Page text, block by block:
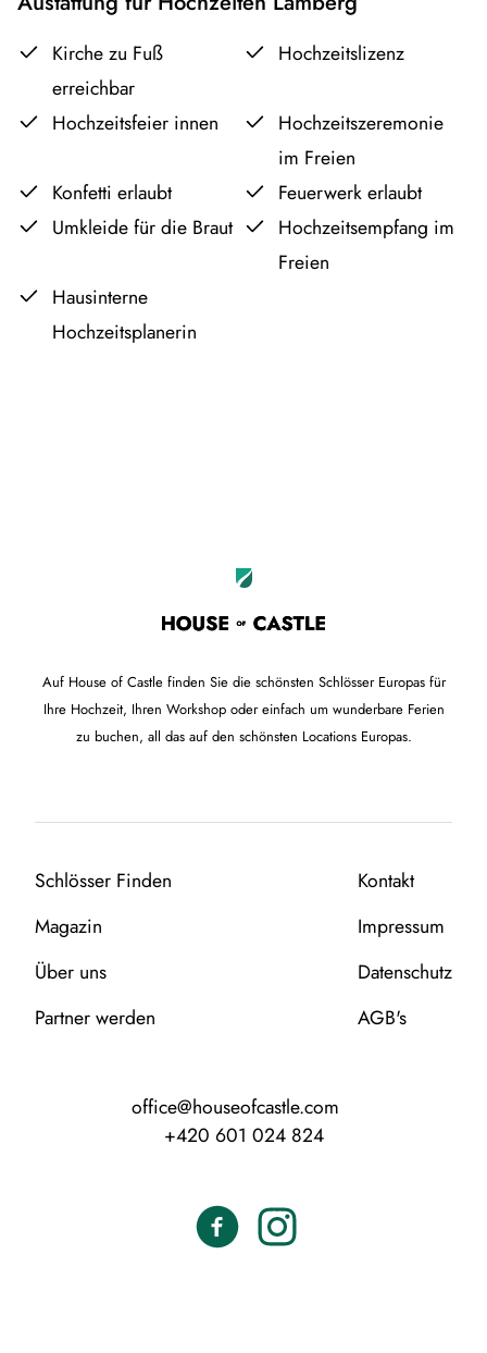
Kirche zu Fuß
erreichbar
Hochzeitslizenz
Hochzeitsfeier innen
Hochzeitszeremonie
im Freien
Konfetti erlaubt
Feuerwerk erlaubt
Umkleide für die Braut
Hochzeitsempfang im
Freien
Hausinterne
Hochzeitsplanerin
Auf House of Castle finden Sie die schönsten Schlösser Europas für
Ihre Hochzeit, Ihren Workshop oder einfach um wunderbare Ferien
zu buchen, all das auf den schönsten Locations Europas.
Schlösser Finden
Magazin
Über uns
Partner werden
Kontakt
Impressum
Datenschutz
AGB's
office@houseofcastle.com
+420 601 024 824